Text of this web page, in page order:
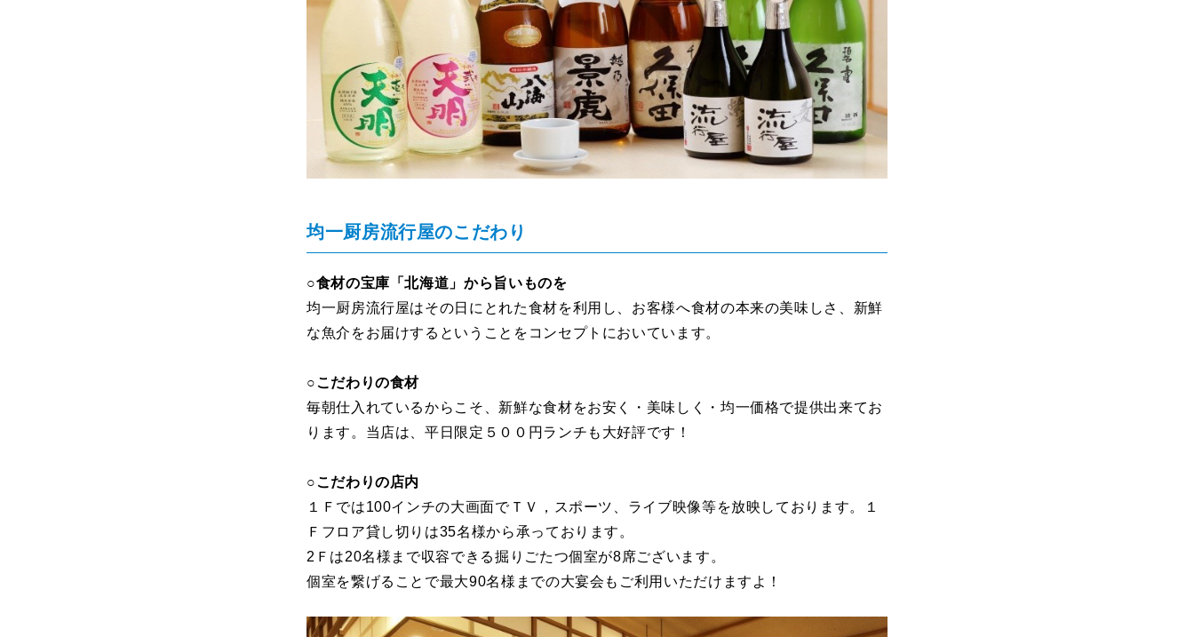
均一厨房流行屋のこだわり
○食材の宝庫「北海道」から旨いものを
均一厨房流行屋はその日にとれた食材を利用し、お客様へ食材の本来の美味しさ、新鮮
な魚介をお届けするということをコンセプトにおいています。
○こだわりの食材
毎朝仕入れているからこそ、新鮮な食材をお安く・美味しく・均一価格で提供出来てお
ります。当店は、平日限定５００円ランチも大好評です！
○こだわりの店内
１Ｆでは100インチの大画面でＴＶ，スポーツ、ライブ映像等を放映しております。１
Ｆフロア貸し切りは35名様から承っております。
2Ｆは20名様まで収容できる掘りごたつ個室が8席ございます。
個室を繋げることで最大90名様までの大宴会もご利用いただけますよ！